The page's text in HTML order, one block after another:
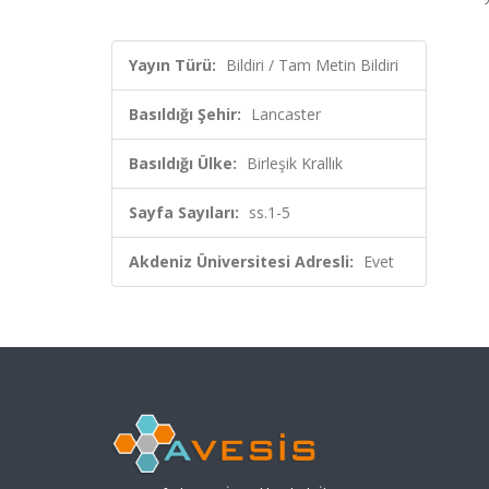
Yayın Türü: Bildiri / Tam Metin Bildiri
Basıldığı Şehir: Lancaster
Basıldığı Ülke: Birleşik Krallık
Sayfa Sayıları: ss.1-5
Akdeniz Üniversitesi Adresli: Evet